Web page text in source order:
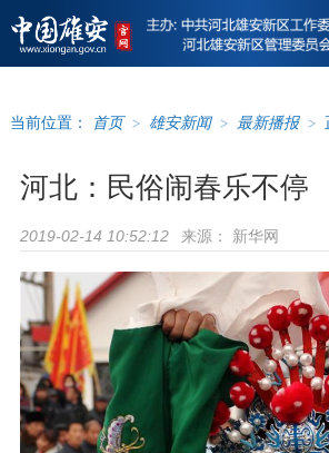
当前位置： 首页 > 雄安新闻 > 最新播报 >
河北：民俗闹春乐不停
2019-02-14 10:52:12 来源： 新华网